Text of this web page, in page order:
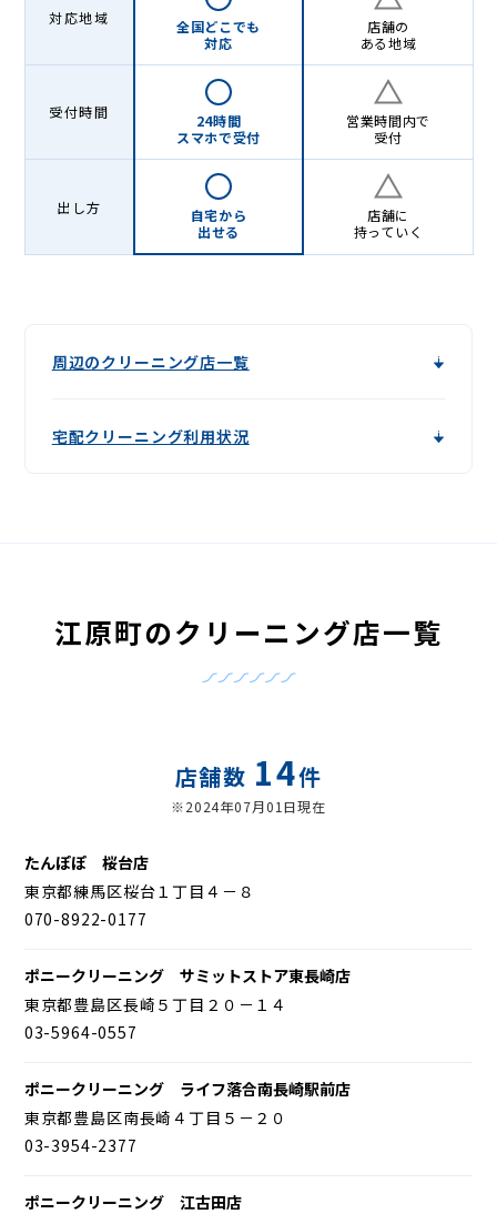
対応地域
全国どこでも
対応
店舗の
ある地域
受付時間
24時間
スマホで受付
営業時間内で
受付
出し方
自宅から
出せる
店舗に
持っていく
周辺のクリーニング店一覧
宅配クリーニング利用状況
江原町のクリーニング店一覧
店舗数 14件
※2024年07月01日現在
たんぽぽ 桜台店
東京都練馬区桜台１丁目４－８
070-8922-0177
ポニークリーニング サミットストア東長崎店
東京都豊島区長崎５丁目２０－１４
03-5964-0557
ポニークリーニング ライフ落合南長崎駅前店
東京都豊島区南長崎４丁目５－２０
03-3954-2377
ポニークリーニング 江古田店